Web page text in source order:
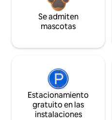
Se admiten
mascotas
Estacionamiento
gratuito en las
instalaciones